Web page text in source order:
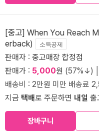
[중고] When You Reach
erback)
소득공제
판매자 : 중고매장 합정점
판매가 : 5,000원 (57%↓)
배송비 : 2만원 미만 배송료
지금 택배로 주문하면 내일 출
장바구니